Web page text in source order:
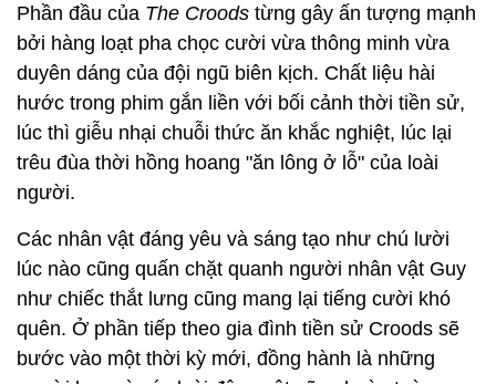
Phần đầu của The Croods từng gây ấn tượng mạnh
bởi hàng loạt pha chọc cười vừa thông minh vừa
duyên dáng của đội ngũ biên kịch. Chất liệu hài
hước trong phim gắn liền với bối cảnh thời tiền sử,
lúc thì giễu nhại chuỗi thức ăn khắc nghiệt, lúc lại
trêu đùa thời hồng hoang "ăn lông ở lỗ" của loài
người.
Các nhân vật đáng yêu và sáng tạo như chú lười
lúc nào cũng quấn chặt quanh người nhân vật Guy
như chiếc thắt lưng cũng mang lại tiếng cười khó
quên. Ở phần tiếp theo gia đình tiền sử Croods sẽ
bước vào một thời kỳ mới, đồng hành là những